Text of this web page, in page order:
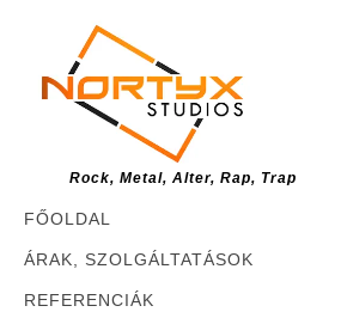
Rock, Metal, Alter, Rap, Trap
FŐOLDAL
ÁRAK, SZOLGÁLTATÁSOK
REFERENCIÁK